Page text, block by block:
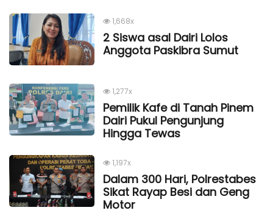
1,668x
2 Siswa asal Dairi Lolos
Anggota Paskibra Sumut
1,277x
Pemilik Kafe di Tanah Pinem
Dairi Pukul Pengunjung
Hingga Tewas
1,197x
Dalam 300 Hari, Polrestabes
Sikat Rayap Besi dan Geng
Motor